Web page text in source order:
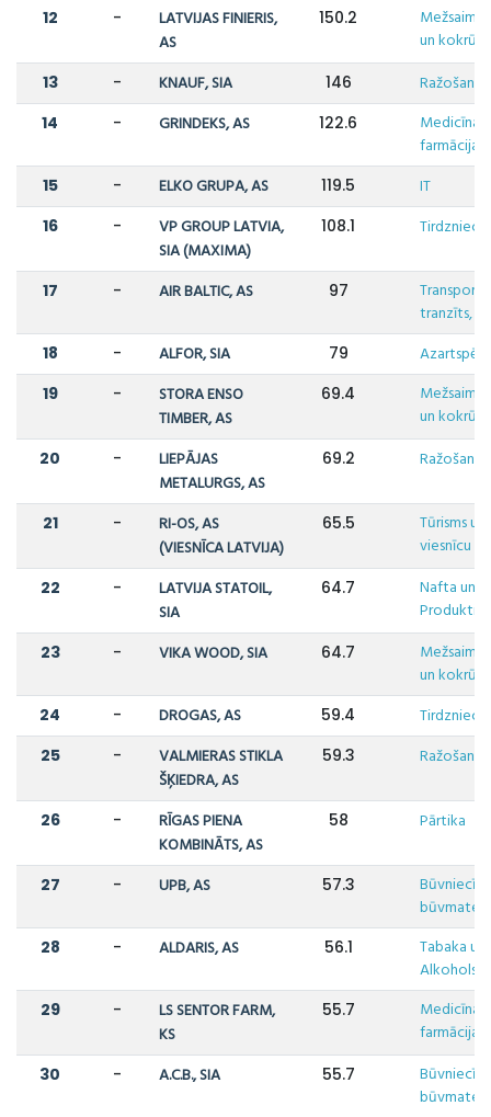
12 -
LATVIJAS FINIERIS,
AS
150.2
un
13 - KNAUF, SIA 146 Ražošana
14 - GRINDEKS, AS 122.6
Medicīna
farmācija
15 - ELKO GRUPA, AS 119.5 IT
16 -
VP GROUP LATVIA,
SIA (MAXIMA)
108.1
17 - AIR BALTIC, AS 97
Transports,
tranzīts,
18 - ALFOR, SIA 79
19 -
STORA ENSO
TIMBER, AS
69.4
un
20 -
LIEPĀJAS
METALURGS, AS
69.2 Ražošana
21 -
RI-OS, AS
(VIESNĪCA LATVIJA)
65.5
Tūrisms un
viesnīcu
22 -
LATVIJA STATOIL,
SIA
64.7
Nafta un
Produkti
23 - VIKA WOOD, SIA 64.7
un
24 - DROGAS, AS 59.4
25 -
VALMIERAS STIKLA
ŠĶIEDRA, AS
59.3 Ražošana
26 -
RĪGAS PIENA
KOMBINĀTS, AS
58 Pārtika
27 - UPB, AS 57.3
28 - ALDARIS, AS 56.1
Tabaka un
Alkohols
29 -
LS SENTOR FARM,
KS
55.7
Medicīna
farmācija
30 - A.C.B., SIA 55.7